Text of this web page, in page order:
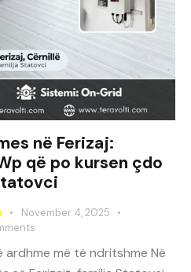
në Ferizaj:
që po kursen çdo
November 4, 2025
ardhme më të ndritshme Në